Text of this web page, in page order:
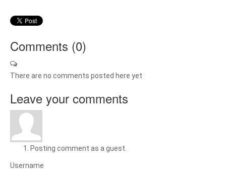
Comments (0)
There are no comments posted here yet
Leave your comments
Posting comment as a guest.
Username